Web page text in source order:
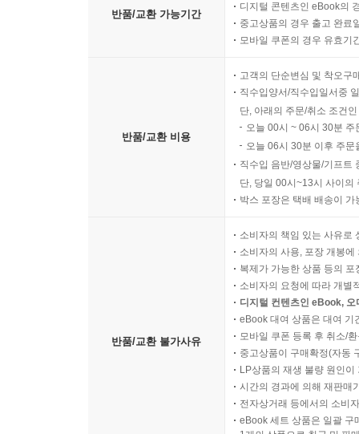
반품/교환 가능기간
디지털 콘텐츠인 eBook의
중고상품의 경우 출고 완료
모바일 쿠폰의 경우 유효기
반품/교환 비용
고객의 단순변심 및 착오구
직수입양서/직수입일서중
단, 아래의 주문/취소 조건
오늘 00시 ~ 06시 30분
오늘 06시 30분 이후 주
직수입 음반/영상물/기프트
단, 당일 00시~13시 사이의
박스 포장은 택배 배송이
반품/교환 불가사유
소비자의 책임 있는 사유로
소비자의 사용, 포장 개봉
복제가 가능한 상품 등의
소비자의 요청에 따라 개별
디지털 컨텐츠인 eBook,
eBook 대여 상품은 대여 기
모바일 쿠폰 등록 후 취소/
중고상품이 구매확정(자동
LP상품의 재생 불량 원인
시간의 경과에 의해 재판매
전자상거래 등에서의 소비
eBook 세트 상품은 일괄 구